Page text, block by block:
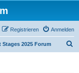
Anmelden
Registrieren
Stages 2025 Forum